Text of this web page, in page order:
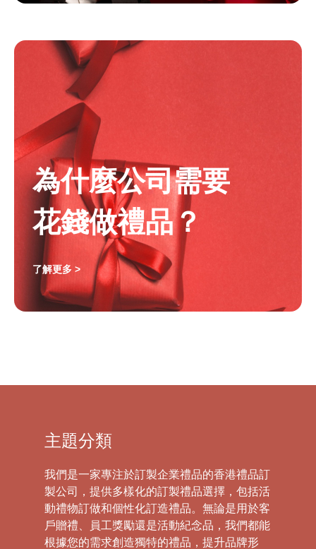
為什麼公司需要
花錢做禮品？
了解更多 >
主題分類
我們是一家專注於訂製企業禮品的香港禮品訂
製公司，提供多樣化的訂製禮品選擇，包括活
動禮物訂做和個性化訂造禮品。無論是用於客
戶贈禮、員工獎勵還是活動紀念品，我們都能
根據您的需求創造獨特的禮品，提升品牌形